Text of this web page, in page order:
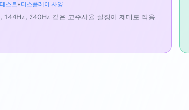
스트•디스플레이 사양
144Hz, 240Hz 같은 고주사율 설정이 제대로 적용